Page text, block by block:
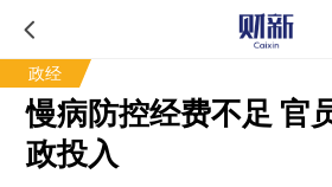
政经
慢病防控经费不足 官
政投入